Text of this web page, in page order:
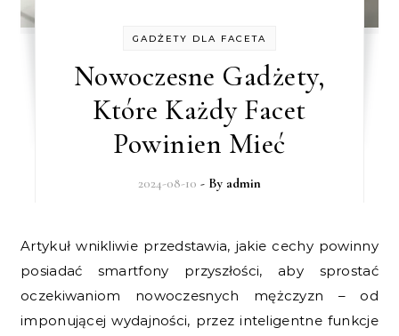
GADŻETY DLA FACETA
Nowoczesne Gadżety,
Które Każdy Facet
Powinien Mieć
2024-08-10 - By admin
Artykuł wnikliwie przedstawia, jakie cechy powinny
posiadać smartfony przyszłości, aby sprostać
oczekiwaniom nowoczesnych mężczyzn – od
imponującej wydajności, przez inteligentne funkcje